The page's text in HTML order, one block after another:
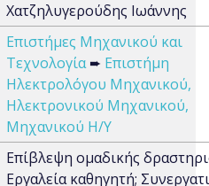
Χατζηλυγερούδης Ιωάννης
Επιστήμες Μηχανικού και
Τεχνολογία➨ Επιστήμη
Ηλεκτρολόγου Μηχανικού,
Ηλεκτρονικού Μηχανικού,
Μηχανικού Η/Υ
Επίβλεψη ομαδικής
Εργαλεία καθηγητή;